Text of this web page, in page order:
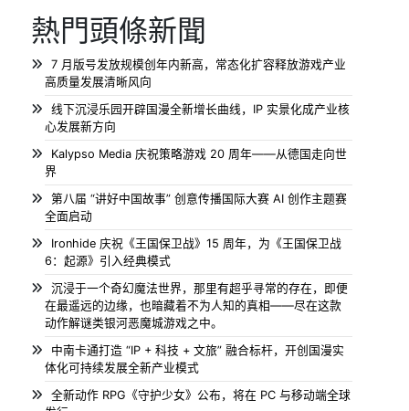
熱門頭條新聞
7 月版号发放规模创年内新高，常态化扩容释放游戏产业
高质量发展清晰风向
线下沉浸乐园开辟国漫全新增长曲线，IP 实景化成产业核
心发展新方向
Kalypso Media 庆祝策略游戏 20 周年——从德国走向世
界
第八届 “讲好中国故事” 创意传播国际大赛 AI 创作主题赛
全面启动
Ironhide 庆祝《王国保卫战》15 周年，为《王国保卫战
6：起源》引入经典模式
沉浸于一个奇幻魔法世界，那里有超乎寻常的存在，即便
在最遥远的边缘，也暗藏着不为人知的真相——尽在这款
动作解谜类银河恶魔城游戏之中。
中南卡通打造 “IP + 科技 + 文旅” 融合标杆，开创国漫实
体化可持续发展全新产业模式
全新动作 RPG《守护少女》公布，将在 PC 与移动端全球